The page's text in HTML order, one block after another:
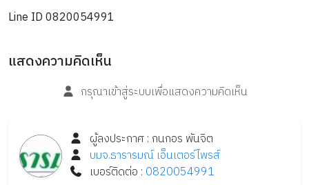
Line ID 0820054991
แสดงความคิดเห็น
กรุณาเข้าสู่ระบบเพื่อแสดงความคิดเห็น
ผู้ลงประกาศ :กนกอร พันจิต
บมจ.ธารารมณ์ เอ็นเตอร์ไพรส์
เบอร์ติดต่อ : 0820054991